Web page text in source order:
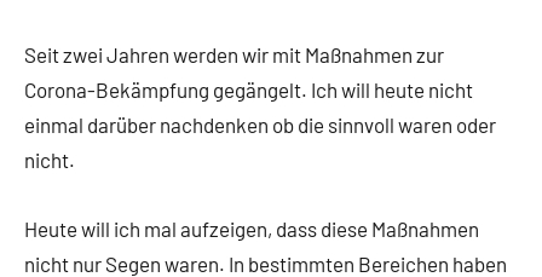
Seit zwei Jahren werden wir mit Maßnahmen zur
Corona-Bekämpfung gegängelt. Ich will heute nicht
einmal darüber nachdenken ob die sinnvoll waren oder
nicht.
Heute will ich mal aufzeigen, dass diese Maßnahmen
nicht nur Segen waren. In bestimmten Bereichen haben